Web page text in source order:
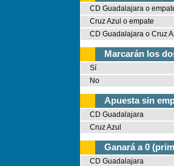
CD Guadalajara o
Cruz Azul o empate
CD Guadalajara o Cruz
Marcarán los
Sí
No
Apuesta sin
CD Guadalajara
Cruz Azul
Ganará a 0
CD Guadalajara